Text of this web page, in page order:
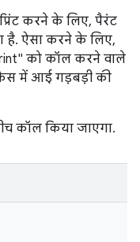
करने के लिए, पैरंट
है. ऐसा करने के लिए,
को कॉल करने वाले
केस में आई गड़बड़ी की
कॉल किया जाएगा.